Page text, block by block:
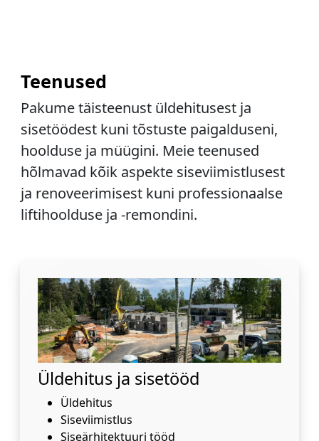
Teenused
Pakume täisteenust üldehitusest ja
sisetöödest kuni tõstuste paigalduseni,
hoolduse ja müügini. Meie teenused
hõlmavad kõik aspekte siseviimistlusest
ja renoveerimisest kuni professionaalse
liftihoolduse ja -remondini.
Üldehitus ja sisetööd
Üldehitus
Siseviimistlus
Siseärhitektuuri tööd